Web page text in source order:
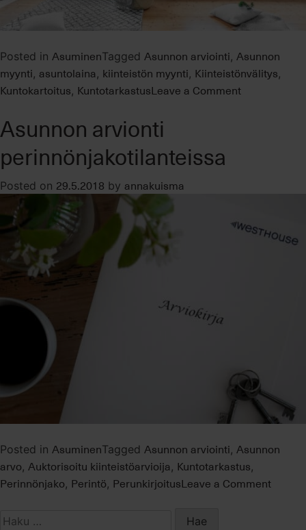
Posted in AsuminenTagged Asunnon arviointi, Asunnon
myynti, asuntolaina, kiinteistön myynti, Kiinteistönvälitys,
Kuntokartoitus, KuntotarkastusLeave a Commenton
Asunnon arvionti
perinnönjakotilanteissa
Posted on 29.5.2018 by annakuisma
Posted in AsuminenTagged Asunnon arviointi, Asunnon
arvo, Auktorisoitu kiinteistöarvioija, Kuntotarkastus,
Perinnönjako, Perintö, PerunkirjoitusLeave a Commenton
Haku: